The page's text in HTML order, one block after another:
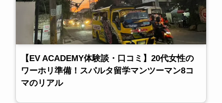
【EV ACADEMY体験談・口コミ】20代女性の
ワーホリ準備！スパルタ留学マンツーマン8コ
マのリアル